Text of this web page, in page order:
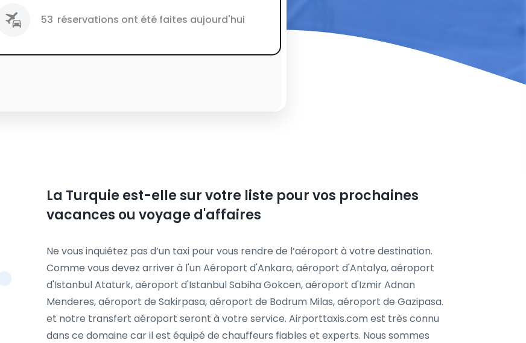
53 réservations ont été faites aujourd'hui
La Turquie est-elle sur votre liste pour vos prochaines
vacances ou voyage d'affaires
Ne vous inquiétez pas d’un taxi pour vous rendre de l’aéroport à votre destination.
Comme vous devez arriver à l'un Aéroport d'Ankara, aéroport d'Antalya, aéroport
d'Istanbul Ataturk, aéroport d'Istanbul Sabiha Gokcen, aéroport d'Izmir Adnan
Menderes, aéroport de Sakirpasa, aéroport de Bodrum Milas, aéroport de Gazipasa.
et notre transfert aéroport seront à votre service. Airporttaxis.com est très connu
dans ce domaine car il est équipé de chauffeurs fiables et experts. Nous sommes